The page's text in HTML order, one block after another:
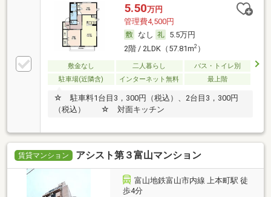
5.50万円
管理費4,500円
なし
5.5万円
2階 / 2LDK（57.81m2）
敷金なし 二人暮らし
バス・トイレ別
駐車場(近隣含)
インターネット無料 最上階
☆ 駐車料1台目3，300円（税込）、2台目3，300円
（税込） ☆ 対面キッチン
賃貸マンション アシスト第３富山マンション
富山地鉄富山市内線 上本町駅 徒
歩4分